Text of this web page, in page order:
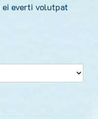
ei everti volutpat